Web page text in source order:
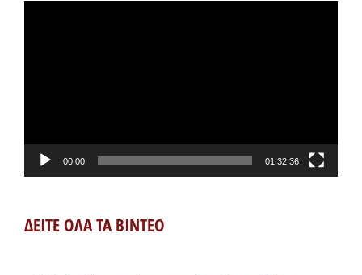
00:00 01:32:36
ΔΕΙΤΕ ΟΛΑ ΤΑ ΒΙΝΤΕΟ